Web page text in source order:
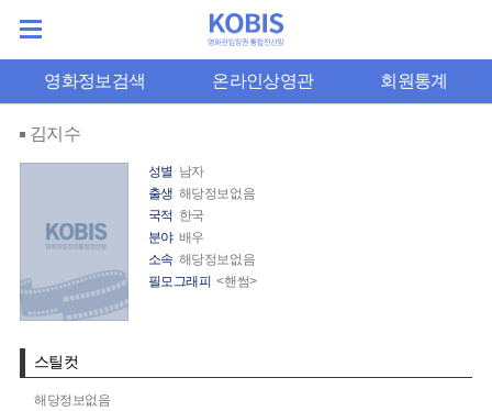
영화정보검색 온라인상영관 회원통계
김지수
성별 남자
출생 해당정보없음
국적 한국
분야 배우
소속 해당정보없음
필모그래피 <핸썸>
스틸컷
해당정보없음